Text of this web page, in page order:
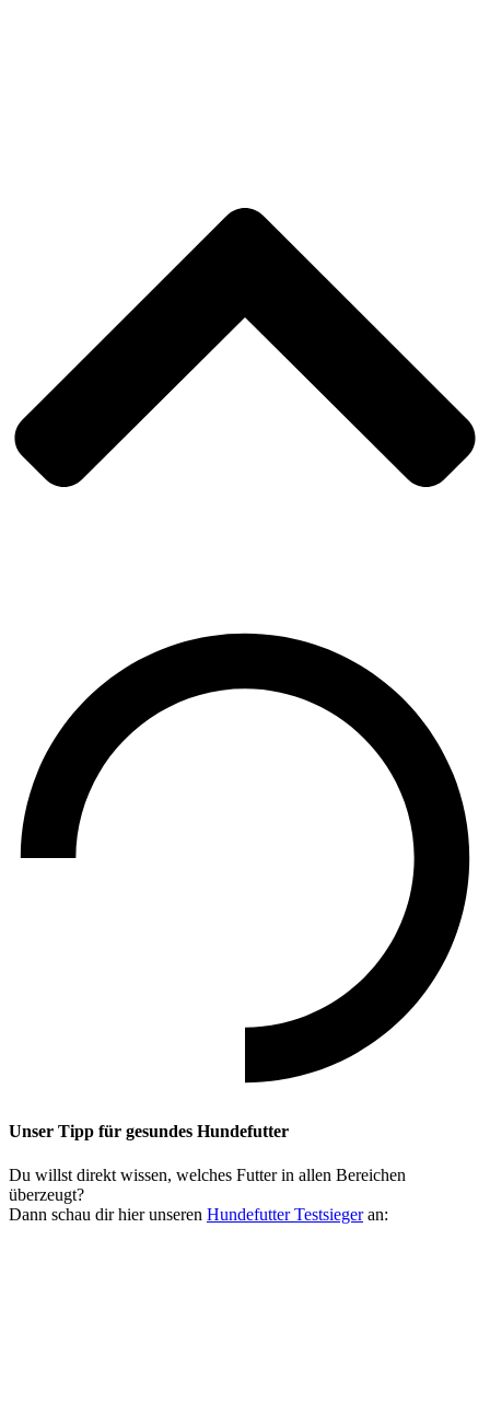
Unser Tipp für gesundes Hundefutter
Du willst direkt wissen, welches Futter in allen Bereichen
überzeugt?
Dann schau dir hier unseren Hundefutter Testsiegeran: